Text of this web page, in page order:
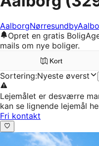
AalborgNørresundby
Opret en gratis
mails om nye boliger.
Kort
Sortering:Nyeste øverst
Lejemålet er desværre
kan se lignende lejemål
Fri kontakt